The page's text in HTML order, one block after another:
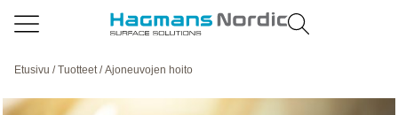
Etusivu /Tuotteet/ Ajoneuvojen hoito